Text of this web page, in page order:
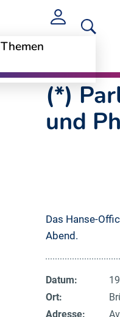
Themen
(*)
und
Das Hanse-
Abend.
Datum:
Ort:
Adresse: